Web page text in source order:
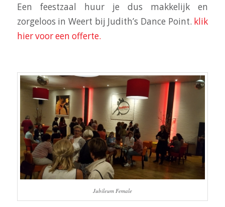
Een feestzaal huur je dus makkelijk en
zorgeloos in Weert bij Judith’s Dance Point. klik
hier voor een offerte.
Jubileum Female